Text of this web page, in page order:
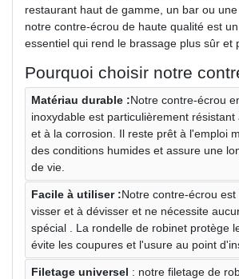
restaurant haut de gamme, un bar ou une
notre contre-écrou de haute qualité est
essentiel qui rend le brassage plus sûr et
Pourquoi choisir notre
Matériau durable :Notre contre-écrou
inoxydable est particulièrement résistant
et à la corrosion. Il reste prêt à l'emploi
des conditions humides et assure une
de vie.
Facile à utiliser :Notre contre-écrou est
visser et à dévisser et ne nécessite
spécial . La rondelle de robinet protège
évite les coupures et l'usure au point
Filetage universel : notre filetage de